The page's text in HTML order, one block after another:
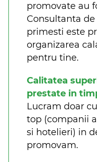
promovate au
Consultanta
primesti este
organizarea
pentru tine.
Calitatea
prestate in
Lucram doar
top (companii
si hotelieri) in
promovam.